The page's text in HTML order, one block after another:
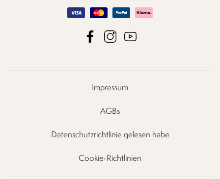
Impressum
AGBs
Datenschutzrichtlinie gelesen habe
Cookie-Richtlinien